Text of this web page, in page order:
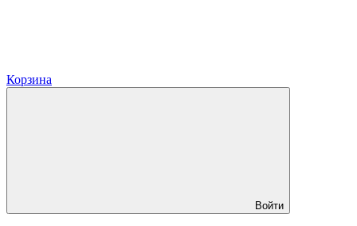
Корзина
Войти